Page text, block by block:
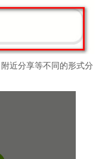
近分享等不同的形式分